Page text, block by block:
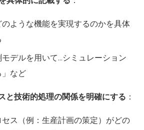
ような機能を実現するのかを具体
デルを用いて...シミュレーション
」など
と技術的処理の関係を明確にする ：
セス（例：生産計画の策定）がどの